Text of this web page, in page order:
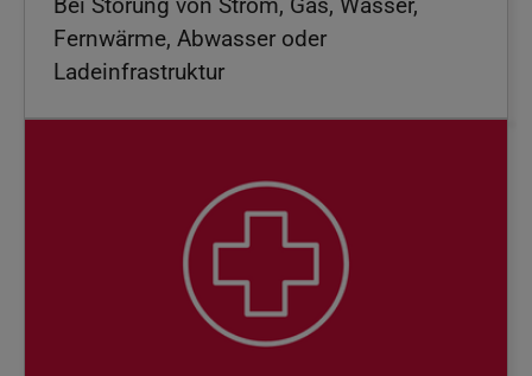
Fernwärme, Abwasser oder
Ladeinfrastruktur